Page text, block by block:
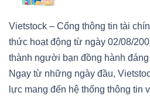
Vietstock – Cổng thông tin tài
thức hoạt động từ ngày 02/08/
thành người bạn đồng hành
Ngay từ những ngày đầu,
lực mang đến hệ thống thông tin